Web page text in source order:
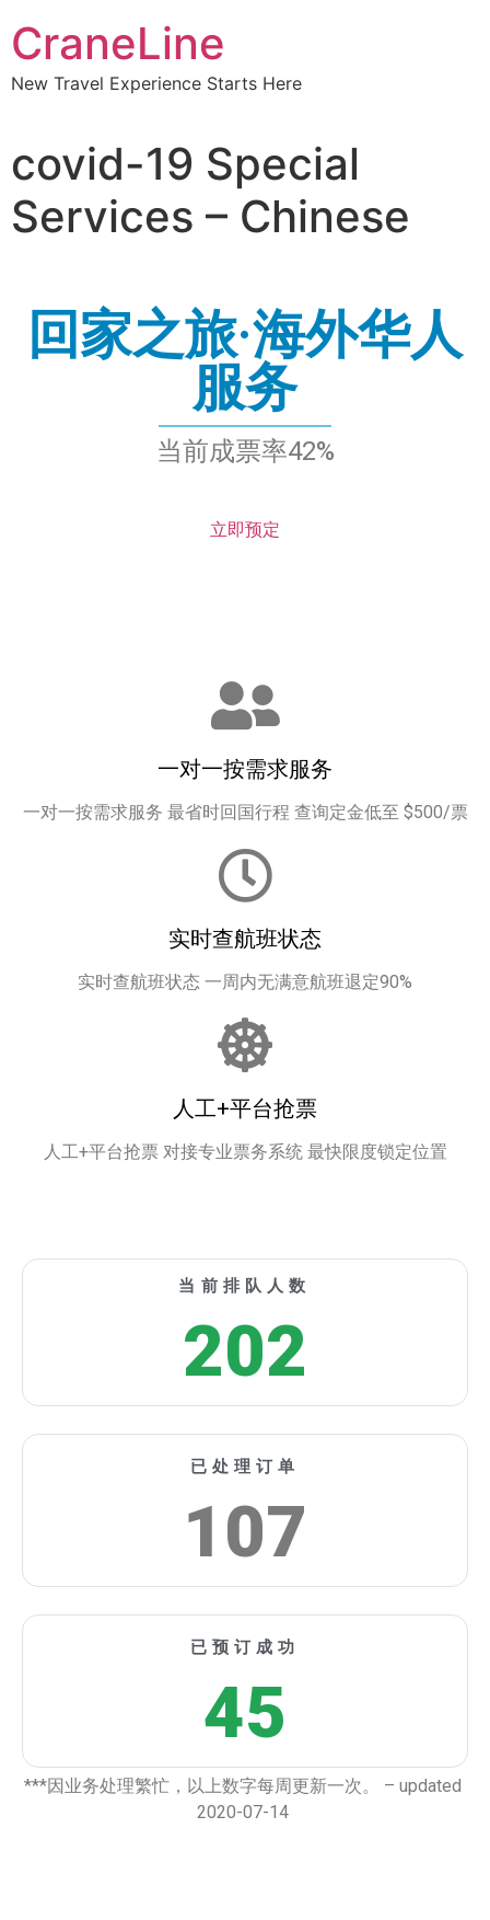
CraneLine
New Travel Experience Starts Here
covid-19 Special
Services – Chinese
回家之旅·海外华人
服务
当前成票率42%
立即预定
希望到达的目的地城市（中国境内）
可接受的最高机票价格
信用卡号码
PAY$500.00
一对一按需求服务
一对一按需求服务 最省时回国行程 查询定金低至 $500/票
实时查航班状态
实时查航班状态 一周内无满意航班退定90%
人工+平台抢票
人工+平台抢票 对接专业票务系统 最快限度锁定位置
当前排队人数
202
已处理订单
107
已预订成功
45
***因业务处理繁忙，以上数字每周更新一次。 – updated
2020-07-14
希望到达的目的地城市（中国境内）
可接受的最高机票价格
信用卡号码
PAY$500.00